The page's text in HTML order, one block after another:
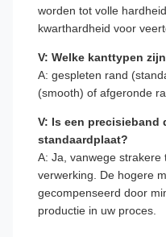
worden tot volle
kwarthardheid voor
V: Welke kanttypen
A: gespleten rand
(smooth) of afgeronde
V: Is een precisieband
standaardplaat?
A: Ja, vanwege strakere
verwerking. De hogere
gecompenseerd door
productie in uw proces.